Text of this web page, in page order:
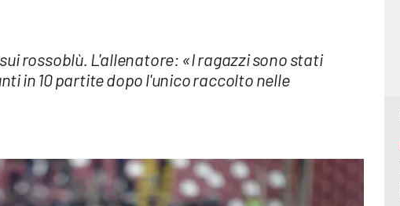
rossoblù. L'allenatore: «I ragazzi sono stati
in 10 partite dopo l'unico raccolto nelle